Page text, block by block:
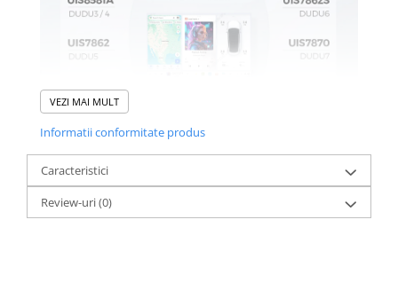
VEZI MAI MULT
Informatii conformitate produs
Caracteristici
Review-uri(0)